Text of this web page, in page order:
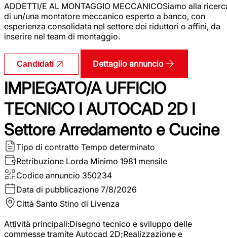
ADDETTI/E AL MONTAGGIO MECCANICOSiamo alla
di un/una montatore meccanico esperto a banco, con
esperienza consolidata nel settore dei riduttori o affini, da
inserire nel team di montaggio.
Candidati Dettaglio annuncio
IMPIEGATO/A UFFICIO
TECNICO I AUTOCAD 2D I
Settore Arredamento e Cucine
Tipo di contratto Tempo determinato
Retribuzione Lorda Minimo 1981 mensile
Codice annuncio 350234
Data di pubblicazione 7/8/2026
Città Santo Stino di Livenza
Attività principali:Disegno tecnico e sviluppo delle
commesse tramite Autocad 2D;Realizzazione e